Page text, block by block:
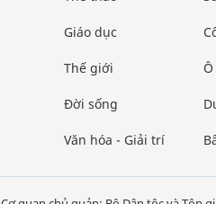
Giáo dục
Thế giới
Đời sống
Văn hóa - Giải trí